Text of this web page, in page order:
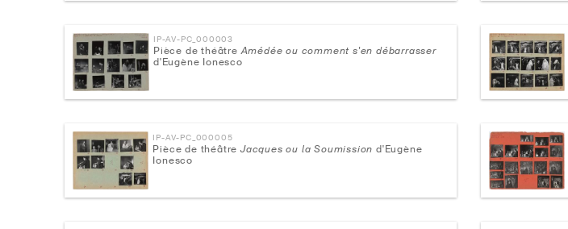
IP-AV-PC_000003
Pièce de théâtreAmédée ou comment s'en débarrasser
d'Eugène Ionesco
IP-AV-PC_000005
Pièce de théâtreJacques ou la Soumissiond'Eugène
Ionesco